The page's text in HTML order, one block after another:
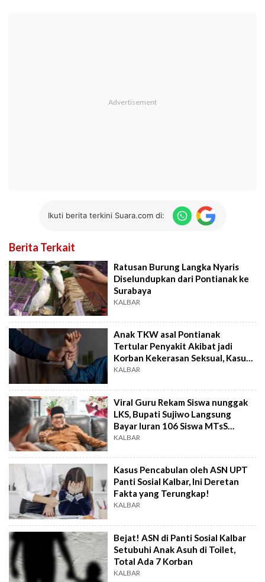
Ikuti berita terkini Suara.com di:
Berita Terkait
Ratusan Burung Langka Nyaris
Diselundupkan dari Pontianak ke
Surabaya
KALBAR
Anak TKW asal Pontianak
Tertular Penyakit Akibat jadi
Korban Kekerasan Seksual, Kasus
Mandek Setahun
KALBAR
Viral Guru Rekam Siswa nunggak
LKS, Bupati Sujiwo Langsung
Bayar Iuran 106 Siswa MTsS
Sungai Kakap
KALBAR
Kasus Pencabulan oleh ASN UPT
Panti Sosial Kalbar, Ini Deretan
Fakta yang Terungkap!
KALBAR
Bejat! ASN di Panti Sosial Kalbar
Setubuhi Anak Asuh di Toilet,
Total Ada 7 Korban
KALBAR